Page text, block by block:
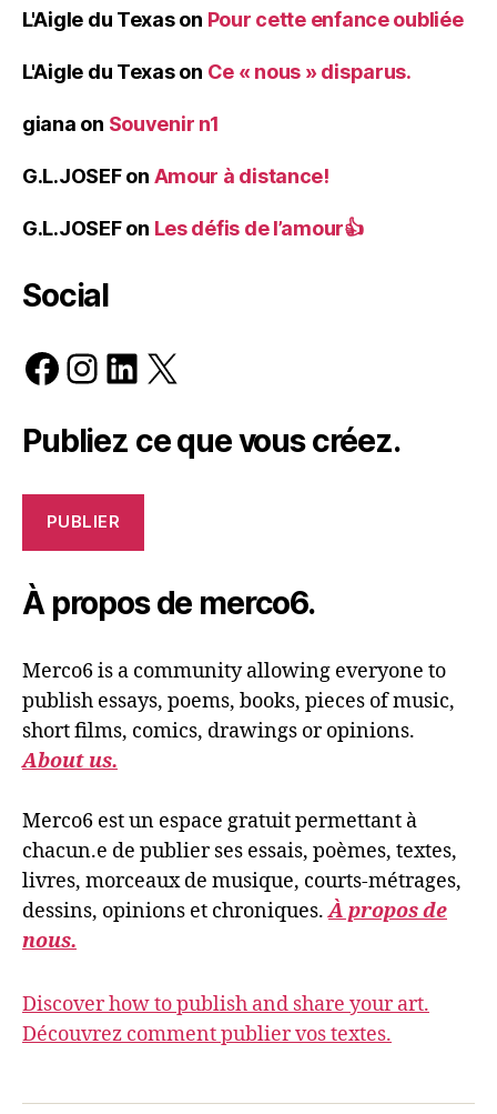
L'Aigle du Texason Pour cette enfance oubliée
L'Aigle du Texason Ce « nous » disparus.
giana on Souvenir n1
G.L.JOSEFon Amour à distance!
G.L.JOSEFon Les défis de l’amour👍
Social
Facebook
Instagram
LinkedIn
X
Publiez ce que vous créez.
PUBLIER
À propos de merco6.
Merco6 is a community allowing everyone to
publish essays, poems, books, pieces of music,
short films, comics, drawings or opinions.
About us.
Merco6 est un espace gratuit permettant à
chacun.e de publier ses essais, poèmes, textes,
livres, morceaux de musique, courts-métrages,
dessins, opinions et chroniques.À propos de
nous.
Discover how to publish and share your art.
Découvrez comment publier vos textes.